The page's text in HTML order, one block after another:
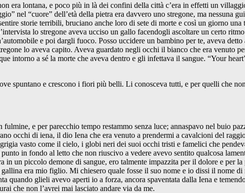
era lontana, e poco più in là dei confini della città c’era in effetti un
nel “cuore” dell’età della pietra era davvero uno stregone, ma nessuna
storie terribili, bruciano anche loro di sete di morte e così un giorno
lo stregone aveva ucciso un gallo facendogli ascoltare un certo
e poi dargli fuoco. Posso uccidere un bambino per te, aveva
lo aveva capito. Aveva guardato negli occhi il bianco che era venuto
intorno a sé la morte che aveva dentro e gli infettava il sangue. “Your
spuntano e crescono i fiori più belli. Li conosceva tutti, e per quelli che
e per parecchio tempo restammo senza luce; annaspavo nel buio
occhi di iena, il dio Iena che era venuto a prendermi a cavalcioni del
vasto come il cielo, i globi neri dei suoi occhi tristi e famelici che
in fondo al letto che non riuscivo a vedere avevo sentito qualcosa
in un piccolo demone di sangue, ero talmente impazzita per il dolore e per
era mio figlio. Mi chiesero quale fosse il suo nome e io dissi il nome
quando glieli avevo aperti io a forza, ancora spaventata dalla Iena e
che non l’avrei mai lasciato andare via da me.